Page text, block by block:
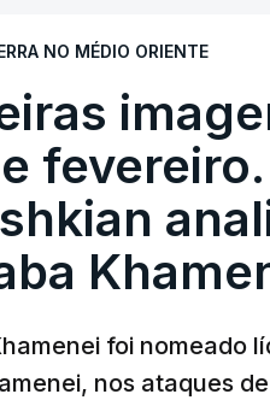
NO MÉDIO ORIENTE
foi nomeado
nos ataques